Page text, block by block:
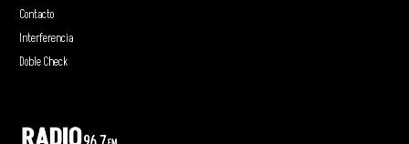
Contacto
Interferencia
Doble Check